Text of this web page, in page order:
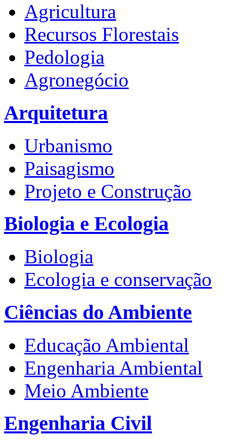
Agricultura
Recursos Florestais
Pedologia
Agronegócio
Arquitetura
Urbanismo
Paisagismo
Projeto e Construção
Biologia e Ecologia
Biologia
Ecologia e conservação
Ciências do Ambiente
Educação Ambiental
Engenharia Ambiental
Meio Ambiente
Engenharia Civil